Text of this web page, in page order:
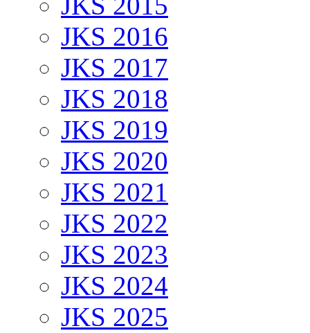
JKS 2016
JKS 2017
JKS 2018
JKS 2019
JKS 2020
JKS 2021
JKS 2022
JKS 2023
JKS 2024
JKS 2025